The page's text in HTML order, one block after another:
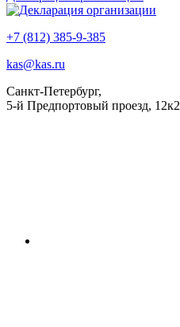
+7 (812) 385-9-385
kas@kas.ru
Санкт-Петербург,
5-й Предпортовый проезд, 12к2